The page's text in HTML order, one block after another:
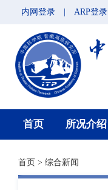
内网登录 ARP登录
首页 所况介绍
首页 > 综合新闻